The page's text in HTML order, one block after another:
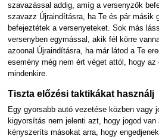
szavazással addig, amíg a versenyzők
szavazz Újraindításra, ha Te és pár másik
befejeztétek a versenyeteket. Sok más
versenyben egymással, akik fél körre
azoonal Újraindításra, ha már látod a Te
esemény még nem ért véget attól, hogy az
mindenkire.
Tiszta előzési taktikákat használj
Egy gyorsabb autó vezetése közben vagy
kigyorsítás nem jelenti azt, hogy jogod
kényszeríts másokat arra, hogy